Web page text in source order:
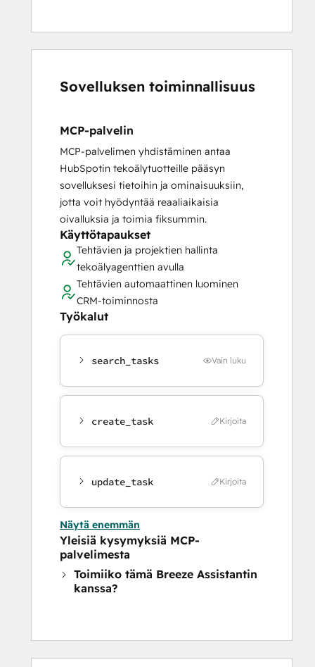
Sovelluksen toiminnallisuus
MCP-palvelin
MCP-palvelimen yhdistäminen antaa
HubSpotin tekoälytuotteille pääsyn
sovelluksesi tietoihin ja ominaisuuksiin,
jotta voit hyödyntää reaaliaikaisia
oivalluksia ja toimia fiksummin.
Käyttötapaukset
Tehtävien ja projektien hallinta
tekoälyagenttien avulla
Tehtävien automaattinen luominen
CRM-toiminnosta
Työkalut
search_tasks Vain luku
create_task Kirjoita
update_task Kirjoita
Näytä enemmän
Yleisiä kysymyksiä MCP-
palvelimesta
Toimiiko tämä Breeze Assistantin
kanssa?